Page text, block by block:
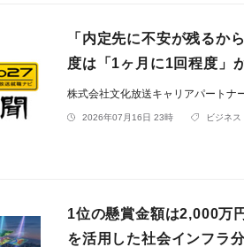
「内定先に不安が残るか
度は「1ヶ月に1回程度」
株式会社文化放送キャリアパートナ
2026年07月16日 23時 ビジネス
1位の懸賞金額は2,000万
を活用した社会インフラ